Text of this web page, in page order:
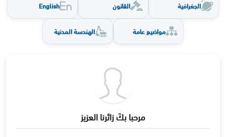
الجغرافية القانون English
مواضيع عامة الهندسة المدنية
مرحبا بكَ زائرنا العزيز